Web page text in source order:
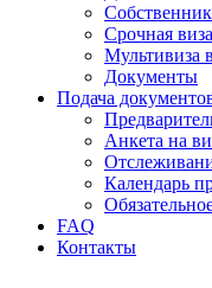
Срочная виза
Мультивиза
Документы
Подача
Анкета на
Календарь
FAQ
Контакты